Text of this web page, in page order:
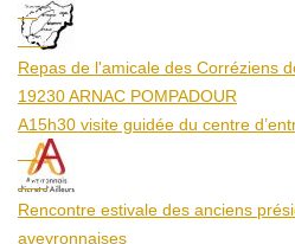
23
Aoû
Repas de l'amicale des Corréziens
19230 ARNAC POMPADOUR
A15h30 visite guidée du centre
25
Aoû
Rencontre estivale des anciens
aveyronnaises